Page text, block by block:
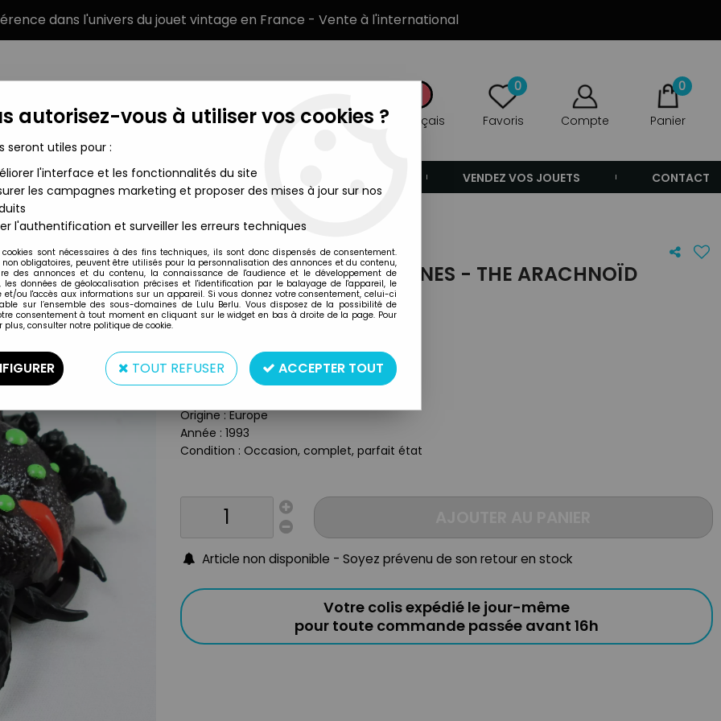
dans l'univers du jouet vintage en France - Vente à l'international
Français
0
Favoris Compte
0
Panier
MARQUES TYPE DE PRODUIT VENDEZ VOS JOUETS CONTACT
(loose)
Ideal
MIGHTY MAX - DOOM ZONES - THE ARACHNOÏD
(LOOSE)
Type : Playset avec micro figurines
Matière : Plastique
Origine : Europe
Année : 1993
Condition : Occasion, complet, parfait état
Article non disponible - Soyez prévenu de son retour en stock
Votre colis expédié le jour-même
pour toute commande passée avant 16h
autorisez-vous à utiliser vos cookies ?
seront utiles pour :
l'interface et les fonctionnalités du site
les campagnes marketing et proposer des mises à jour sur nos
l'authentification et surveiller les erreurs techniques
cookies sont nécessaires à des fins techniques, ils sont donc dispensés de consentement.
non obligatoires, peuvent être utilisés pour la personnalisation des annonces et du contenu,
des annonces et du contenu, la connaissance de l'audience et le développement de
les données de géolocalisation précises et l'identification par le balayage de l'appareil, le
et/ou l'accès aux informations sur un appareil. Si vous donnez votre consentement, celui-ci
sur l’ensemble des sous-domaines de Lulu Berlu. Vous disposez de la possibilité de
consentement à tout moment en cliquant sur le widget en bas à droite de la page. Pour
plus, consulter notre politique de cookie.
TOUT REFUSER ACCEPTER TOUT